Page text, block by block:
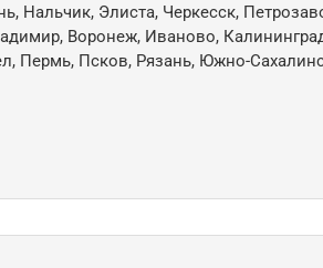
Нальчик, Элиста, Черкесск,
Воронеж, Иваново,
Пермь, Псков, Рязань, Южно-